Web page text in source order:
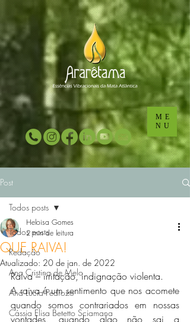
ME
NU
Post
Todos posts
Redação
Ana Cristina de Melo
Ana Lúcia Pedrozo
Cássia Elisa Betetto Sciamana
Todos posts
QUE RAIVA!
Heloisa Gomes
2 min de leitura
Atualizado: 20 de jan. de 2022
Raiva – irritação, indignação violenta.
A raiva é um sentimento que nos acomete
quando somos contrariados em nossas
vontades, quando algo não sai a